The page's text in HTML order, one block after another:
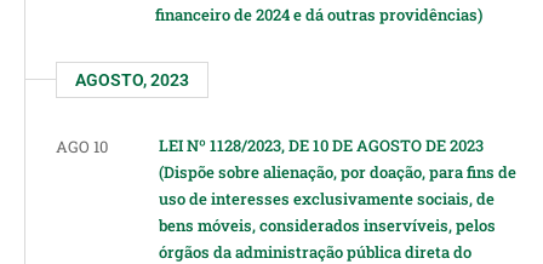
financeiro de 2024 e dá outras providências)
AGOSTO, 2023
AGO 10
LEI Nº 1128/2023, DE 10 DE AGOSTO DE 2023
(Dispõe sobre alienação, por doação, para fins de
uso de interesses exclusivamente sociais, de
bens móveis, considerados inservíveis, pelos
órgãos da administração pública direta do